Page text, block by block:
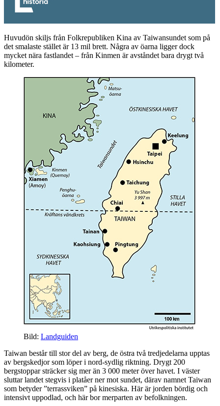
Huvudön skiljs från Folkrepubliken Kina av Taiwansundet som på
det smalaste stället är 13 mil brett. Några av öarna ligger dock
mycket nära fastlandet – från Kinmen är avståndet bara drygt två
kilometer.
Bild: Landguiden
Taiwan består till stor del av berg, de östra två tredjedelarna upptas
av bergskedjor som löper i nord-sydlig riktning. Drygt 200
bergstoppar sträcker sig mer än 3 000 meter över havet. I väster
sluttar landet stegvis i platåer ner mot sundet, därav namnet Taiwan
som betyder ”terrassviken” på kinesiska. Här är jorden bördig och
intensivt uppodlad, och här bor merparten av befolkningen.